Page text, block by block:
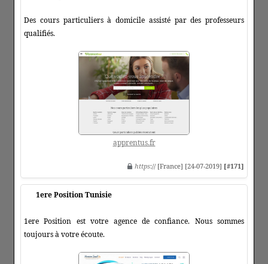
Des cours particuliers à domicile assisté par des professeurs
qualifiés.
apprentus.fr
https:// [France] [24-07-2019] [#171]
1ere Position Tunisie
1ere Position est votre agence de confiance. Nous sommes
toujours à votre écoute.